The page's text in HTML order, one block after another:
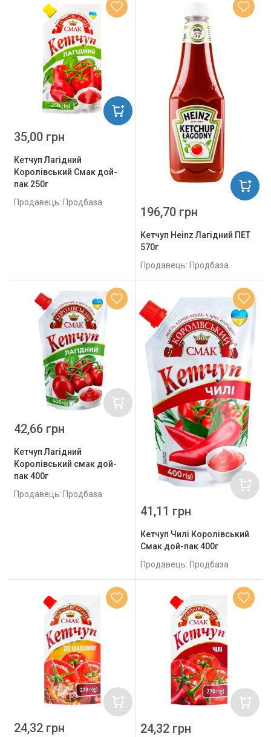
Кетчуп Лагідний
Королівський Смак дой-
пак 250г
Продавець: Продбаза
35,00 грн
Кетчуп Heinz Лагідний ПЕТ
570г
Продавець: Продбаза
196,70 грн
Кетчуп Лагідний
Королівський смак дой-
пак 400г
Продавець: Продбаза
42,66 грн
Кетчуп Чилі Королівський
Смак дой-пак 400г
Продавець: Продбаза
41,11 грн
24,32 грн 24,32 грн